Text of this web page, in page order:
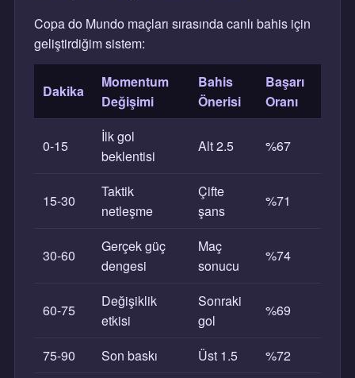
Copa do Mundo maçları sırasında canlı bahis için
geliştirdiğim sistem:
Dakika
Momentum
Değişimi
Bahis
Önerisi
Başarı
Oranı
0-15
İlk gol
beklentisi
Alt 2.5 %67
15-30
Taktik
netleşme
Çifte
şans
%71
30-60
Gerçek güç
dengesi
Maç
sonucu
%74
60-75
Değişiklik
etkisi
Sonraki
gol
%69
75-90 Son baskı Üst 1.5 %72